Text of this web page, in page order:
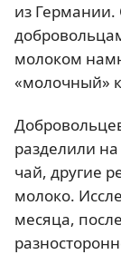
из
молоком
«молочный»
разделили
чай, другие
молоко.
месяца,